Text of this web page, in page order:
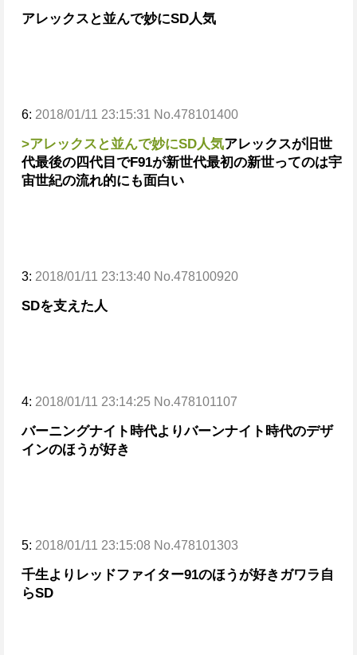
アレックスと並んで妙にSD人気
6: 2018/01/11 23:15:31 No.478101400
>アレックスと並んで妙にSD人気アレックスが旧世
代最後の四代目でF91が新世代最初の新世ってのは宇
宙世紀の流れ的にも面白い
3: 2018/01/11 23:13:40 No.478100920
SDを支えた人
4: 2018/01/11 23:14:25 No.478101107
バーニングナイト時代よりバーンナイト時代のデザ
インのほうが好き
5: 2018/01/11 23:15:08 No.478101303
千生よりレッドファイター91のほうが好き ガワラ自
らSD